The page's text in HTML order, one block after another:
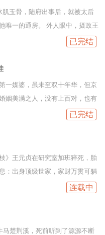
些非她不可的言语，不过是哄她
秀的端庄模样，丝毫不见曾经夜
的下巴抬起她的脸，欣赏她瞬间
：好巧，又见面了我的二小姐
跑的故事】【老实女人被迫黑化
夜。 虞欢坐在镜台前梳完发，回
的男人，嫣然一笑： “指挥使，
告过虞欢，他不是什么良善之
焚。 虞欢气恼又兴奋。 玩火自焚
肌玉骨，陆府出事后，就被太后
唯一的通房。 外人眼中，摄政王
是她三生有幸，只有她知道私下
妃的眼，险些死在大火中。 逃离
城。
已完结
一媒婆，虽未至双十年华，但京
姻美满之人，没有上百对，也有
接了个大单，要为诚郡王府的小
听说小郡主的大哥，郡王府的世
闹和离。 春莹吓的饭都来不及
，先劝世子爷，再劝世子夫人。
已完结
》王元贞在研究室加班猝死，胎
：出身顶级世家，家财万贯可躺
三姓家奴”，名声烂得一批。王元
，被欢欢喜喜接回家来。不等王
戏\\’，她的婚事便被诸人惦记上
连载中
马楚荆溪，死前听到了源源不断